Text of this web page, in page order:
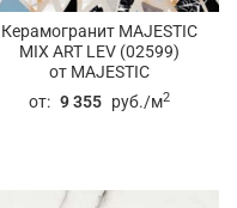
Керамогранит MAJESTIC
MIX ART LEV (02599)
от MAJESTIC
от: 9 355 руб./м2